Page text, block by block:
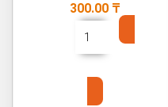
300.00 ₸